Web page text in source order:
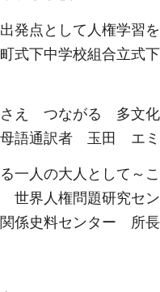
出発点として人権学習
式下中学校組合立式
え つながる 多文化
母語通訳者 玉田 エ
る一人の大人として～
世界人権問題研究
関係史料センター